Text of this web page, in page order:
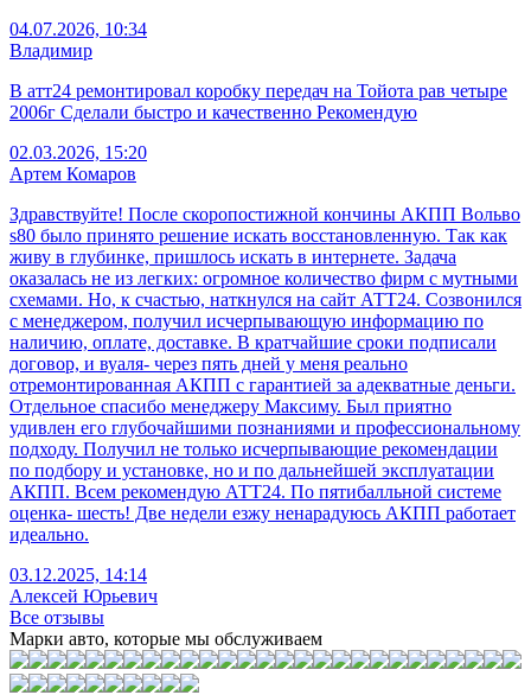
04.07.2026, 10:34
Владимир
В атт24 ремонтировал коробку передач на Тойота рав четыре
2006г Сделали быстро и качественно Рекомендую
02.03.2026, 15:20
Артем Комаров
Здравствуйте! После скоропостижной кончины АКПП Вольво
s80 было принято решение искать восстановленную. Так как
живу в глубинке, пришлось искать в интернете. Задача
оказалась не из легких: огромное количество фирм с мутными
схемами. Но, к счастью, наткнулся на сайт АТТ24. Созвонился
с менеджером, получил исчерпывающую информацию по
наличию, оплате, доставке. В кратчайшие сроки подписали
договор, и вуаля- через пять дней у меня реально
отремонтированная АКПП с гарантией за адекватные деньги.
Отдельное спасибо менеджеру Максиму. Был приятно
удивлен его глубочайшими познаниями и профессиональному
подходу. Получил не только исчерпывающие рекомендации
по подбору и установке, но и по дальнейшей эксплуатации
АКПП. Всем рекомендую АТТ24. По пятибалльной системе
оценка- шесть! Две недели езжу ненарадуюсь АКПП работает
идеально.
03.12.2025, 14:14
Алексей Юрьевич
Все отзывы
Марки авто, которые мы обслуживаем